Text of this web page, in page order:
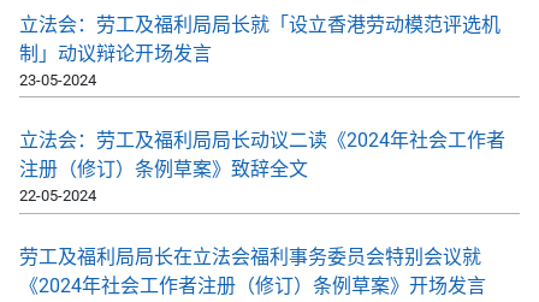
立法会：劳工及福利局局长就「设立香港劳动模范评选机
制」动议辩论开场发言
23-05-2024
立法会：劳工及福利局局长动议二读《2024年社会工作者
注册（修订）条例草案》致辞全文
22-05-2024
劳工及福利局局长在立法会福利事务委员会特别会议就
《2024年社会工作者注册（修订）条例草案》开场发言